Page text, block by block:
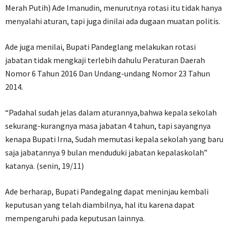
Merah Putih) Ade Imanudin, menurutnya rotasi itu tidak hanya
menyalahi aturan, tapi juga dinilai ada dugaan muatan politis.
Ade juga menilai, Bupati Pandeglang melakukan rotasi
jabatan tidak mengkaji terlebih dahulu Peraturan Daerah
Nomor 6 Tahun 2016 Dan Undang-undang Nomor 23 Tahun
2014.
“Padahal sudah jelas dalam aturannya,bahwa kepala sekolah
sekurang-kurangnya masa jabatan 4 tahun, tapi sayangnya
kenapa Bupati Irna, Sudah memutasi kepala sekolah yang baru
saja jabatannya 9 bulan menduduki jabatan kepalaskolah”
katanya. (senin, 19/11)
Ade berharap, Bupati Pandegalng dapat meninjau kembali
keputusan yang telah diambilnya, hal itu karena dapat
mempengaruhi pada keputusan lainnya.